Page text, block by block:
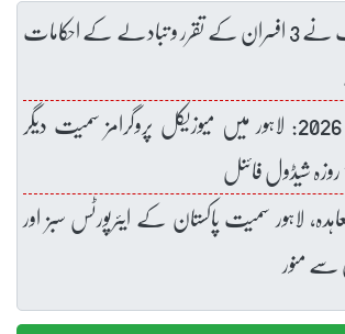
آئی جی پنجاب نے 3 افسران کے تقرر و تبادلے کے احکامات
جشنِ آزادی 2026: لاہور میں میوزیکل پروگرامز سمیت دیگر
لاہور سمیت پاکستان کے ایئرپورٹس سبز اور
منور